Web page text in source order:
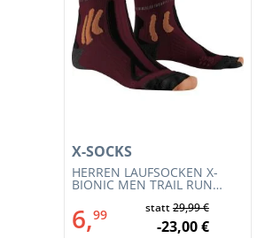
HERREN LAUFSOCKEN X-
BIONIC MEN TRAIL RUN
R019)
X-SOCKS
6,99 statt29,99 €
-23,00 €